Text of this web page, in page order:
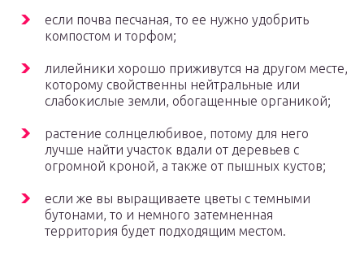
если почва песчаная, то ее нужно удобрить
компостом и торфом;
лилейники хорошо приживутся на другом месте,
которому свойственны нейтральные или
слабокислые земли, обогащенные органикой;
растение солнцелюбивое, потому для него
лучше найти участок вдали от деревьев с
огромной кроной, а также от пышных кустов;
если же вы выращиваете цветы с темными
бутонами, то и немного затемненная
территория будет подходящим местом.